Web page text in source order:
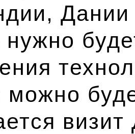
Дании
нужно
можно